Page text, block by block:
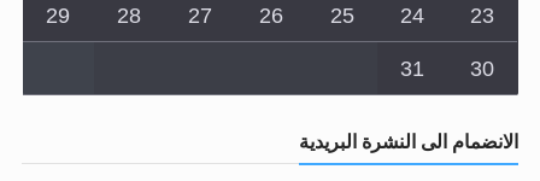
30
31
الانضمام الى النشرة البريدية